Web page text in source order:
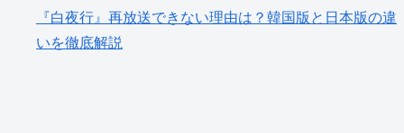
『白夜行』再放送できない理由は？韓国版と日本版の違
いを徹底解説